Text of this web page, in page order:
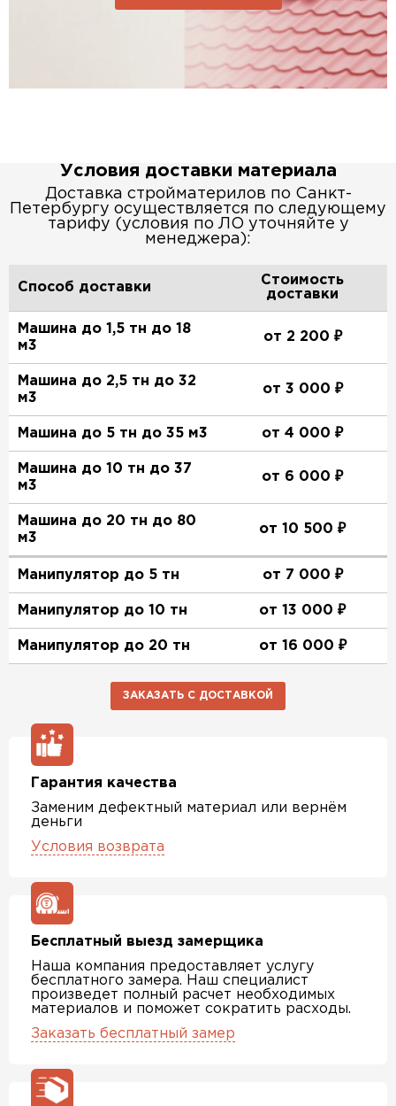
Условия доставки материала
Доставка стройматерилов по Санкт-
Петербургу осуществляется по следующему
тарифу (условия по ЛО уточняйте у
менеджера):
Способ доставки
Стоимость
доставки
Машина до 1,5 тн до 18
м3
от 2 200 ₽
Машина до 2,5 тн до 32
м3
от 3 000 ₽
Машина до 5 тн до 35 м3 от 4 000 ₽
Машина до 10 тн до 37
м3
от 6 000 ₽
Машина до 20 тн до 80
м3
от 10 500 ₽
Манипулятор до 5 тн от 7 000 ₽
Манипулятор до 10 тн от 13 000 ₽
Манипулятор до 20 тн от 16 000 ₽
ЗАКАЗАТЬ С ДОСТАВКОЙ
Гарантия качества
Заменим дефектный материал или вернём
деньги
Условия возврата
Бесплатный выезд замерщика
Наша компания предоставляет услугу
бесплатного замера. Наш специалист
произведет полный расчет необходимых
материалов и поможет сократить расходы.
Заказать бесплатный замер